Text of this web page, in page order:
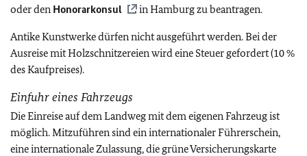
oder den Honorarkonsul in Hamburg zu beantragen.
Antike Kunstwerke dürfen nicht ausgeführt werden. Bei der
Ausreise mit Holzschnitzereien wird eine Steuer gefordert (10 %
des Kaufpreises).
Einfuhr eines Fahrzeugs
Die Einreise auf dem Landweg mit dem eigenen Fahrzeug ist
möglich. Mitzuführen sind ein internationaler Führerschein,
eine internationale Zulassung, die grüne Versicherungskarte